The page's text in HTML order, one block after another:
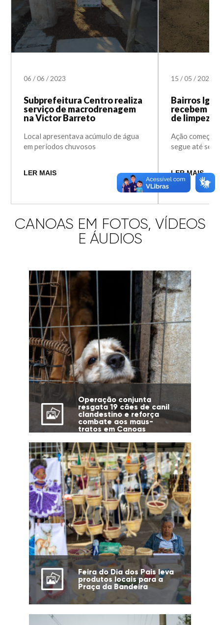
06/06/ 2023
Subprefeitura Centro realiza
serviço de macrodrenagem
na Victor Barreto
Local apresentava acúmulo de água
em períodos chuvosos
LER MAIS
15/05/ 2023
Bairros
recebem
de limpeza
Ação começa
segue até
LER MAIS
CANOAS EM FOTOS, VÍDEOS
E ÁUDIOS
Operação conjunta
resgata 19 cães de canil
clandestino e reforça
combate aos maus-
tratos em Canoas
Feira do Dia dos Pais leva
produtos locais para a
Praça da Bandeira